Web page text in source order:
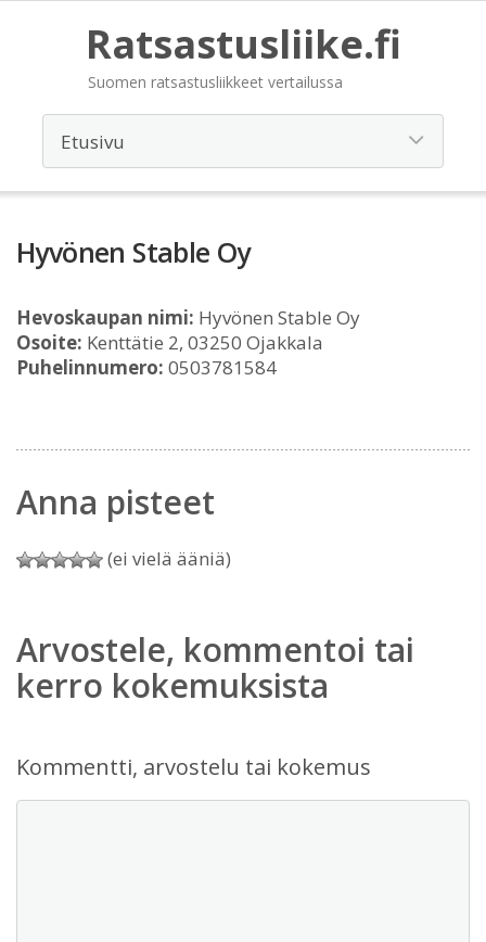
Ratsastusliike.fi
Suomen ratsastusliikkeet vertailussa
Hyvönen Stable Oy
Hevoskaupan nimi: Hyvönen Stable Oy
Osoite: Kenttätie 2, 03250 Ojakkala
Puhelinnumero: 0503781584
Anna pisteet
(ei vielä ääniä)
Arvostele, kommentoi tai
kerro kokemuksista
Kommentti, arvostelu tai kokemus